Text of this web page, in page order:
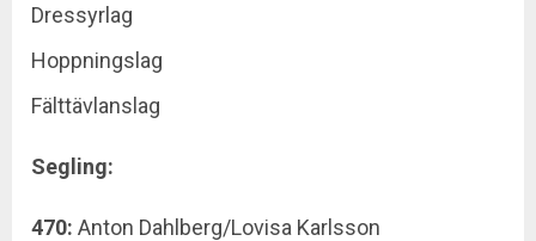
Dressyrlag
Hoppningslag
Fälttävlanslag
Segling:
470: Anton Dahlberg/Lovisa Karlsson